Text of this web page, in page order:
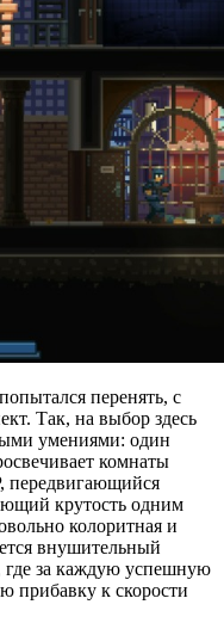
перенять, с
Так, на выбор здесь
умениями: один
комнаты
передвигающийся
крутость одним
колоритная и
внушительный
где за каждую успешную
прибавку к скорости